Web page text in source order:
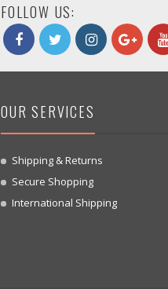
FOLLOW US:
OUR SERVICES
Shipping & Returns
Secure Shopping
International Shipping